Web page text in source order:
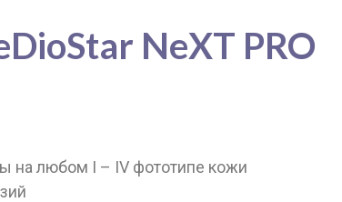
NeXT PRO
на любом I – IV фототипе кожи